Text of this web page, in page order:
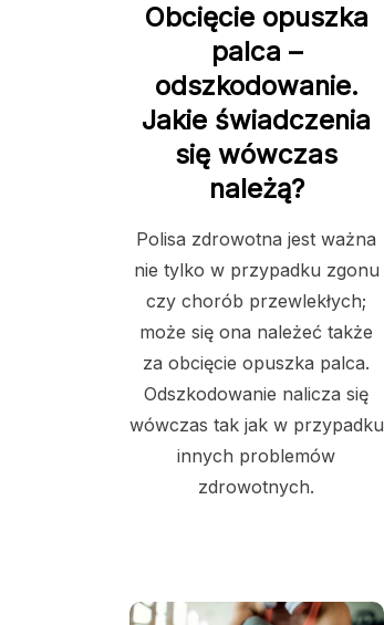
Obcięcie opuszka
palca –
odszkodowanie.
Jakie świadczenia
się wówczas
należą?
Polisa zdrowotna jest ważna
nie tylko w przypadku zgonu
czy chorób przewlekłych;
może się ona należeć także
za obcięcie opuszka palca.
Odszkodowanie nalicza się
wówczas tak jak w przypadku
innych problemów
zdrowotnych.